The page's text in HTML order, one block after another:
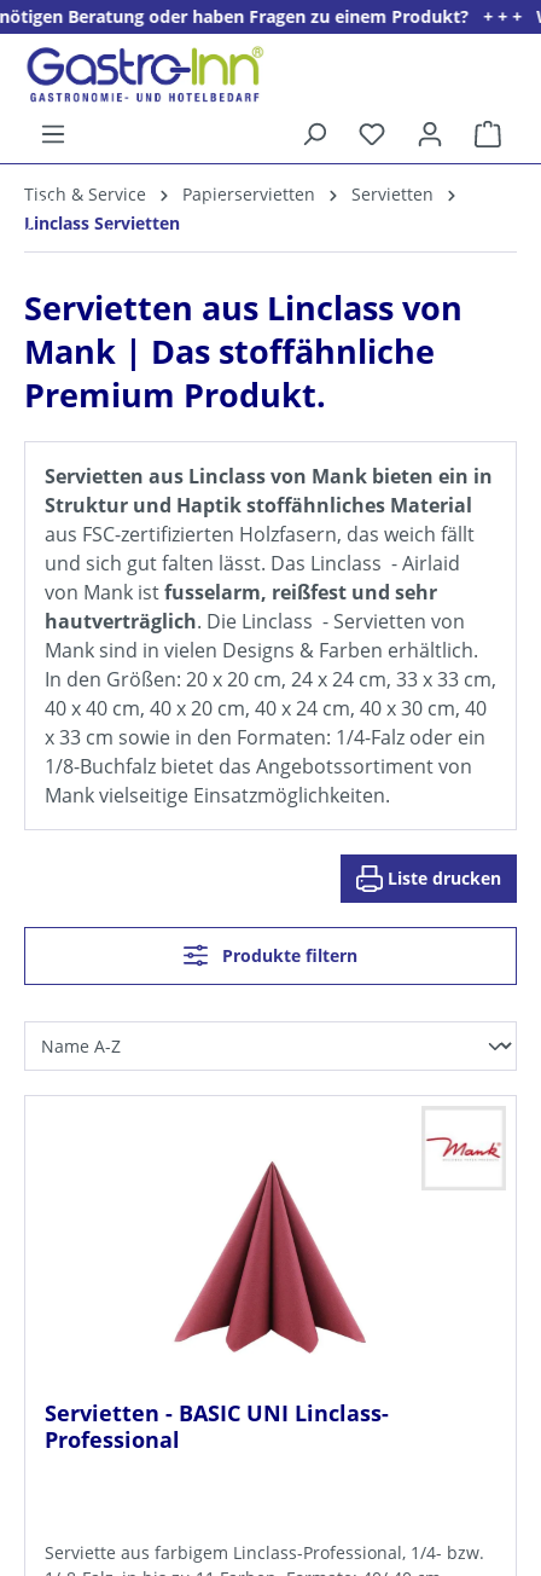
springen
oder haben Fragen zu einem Produkt? + + + Wir
Willkommens­rabatt**
für neue Kunden
Tisch & Service Papierservietten
Servietten
Linclass Servietten
Servietten aus Linclass von
Mank | Das stoffähnliche
Premium Produkt.
Servietten aus Linclass von Mank bieten ein in
Struktur und Haptik stoffähnliches Material
aus FSC-zertifizierten Holzfasern, das weich fällt
und sich gut falten lässt. Das Linclass - Airlaid
von Mank istfusselarm, reißfest und sehr
hautverträglich. Die Linclass - Servietten von
Mank sind in vielen Designs & Farben erhältlich.
In den Größen: 20 x 20 cm, 24 x 24 cm, 33 x 33 cm,
40 x 40 cm, 40 x 20 cm, 40 x 24 cm, 40 x 30 cm, 40
x 33 cm sowie in den Formaten: 1/4-Falz oder ein
1/8-Buchfalz bietet das Angebotssortiment von
Mank vielseitige Einsatzmöglichkeiten.
Liste drucken
Produkte filtern
Servietten - BASIC UNI Linclass-
Professional
Serviette aus farbigem Linclass-Professional, 1/4- bzw.